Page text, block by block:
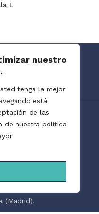
nuestro
tenga la mejor
está
de las
de nuestra política
L
pago.
y a
en
(Madrid).